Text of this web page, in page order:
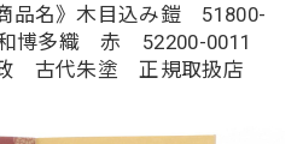
品名》木目込み鎧 51800-
博多織 赤 52200-0011
古代朱塗 正規取扱店